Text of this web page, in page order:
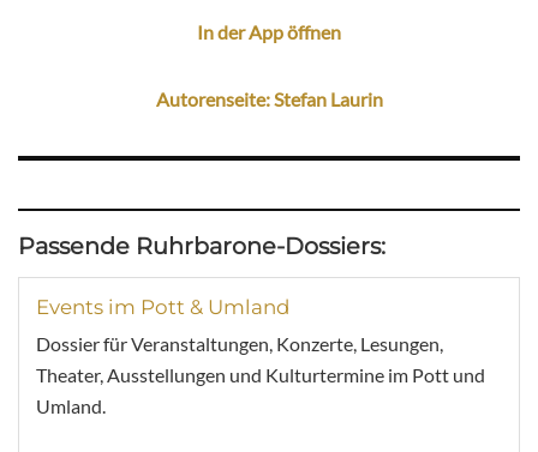
In der App öffnen
Autorenseite: Stefan Laurin
Passende Ruhrbarone-Dossiers:
Events im Pott & Umland
Dossier für Veranstaltungen, Konzerte, Lesungen,
Theater, Ausstellungen und Kulturtermine im Pott und
Umland.